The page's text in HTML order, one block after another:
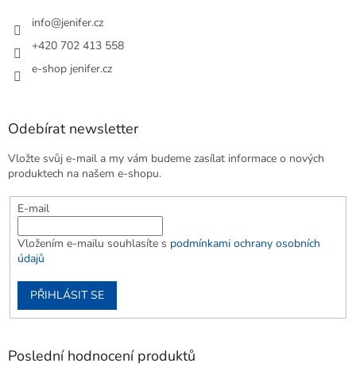
info@jenifer.cz
+420 702 413 558
e-shop jenifer.cz
Odebírat newsletter
Vložte svůj e-mail a my vám budeme zasílat informace o nových
produktech na našem e-shopu.
E-mail
Vložením e-mailu souhlasíte s podmínkami ochrany osobních
údajů
PŘIHLÁSIT SE
Poslední hodnocení produktů